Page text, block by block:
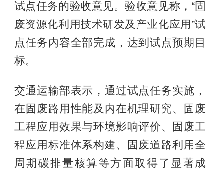
试点任务的验收意见。验收意见称，“固
废资源化利用技术研发及产业化应用”试
点任务内容全部完成，达到试点预期目
标。
交通运输部表示，通过试点任务实施，
在固废路用性能及内在机理研究、固废
工程应用效果与环境影响评价、固废工
程应用标准体系构建、固废道路利用全
周期碳排量核算等方面取得了显著成